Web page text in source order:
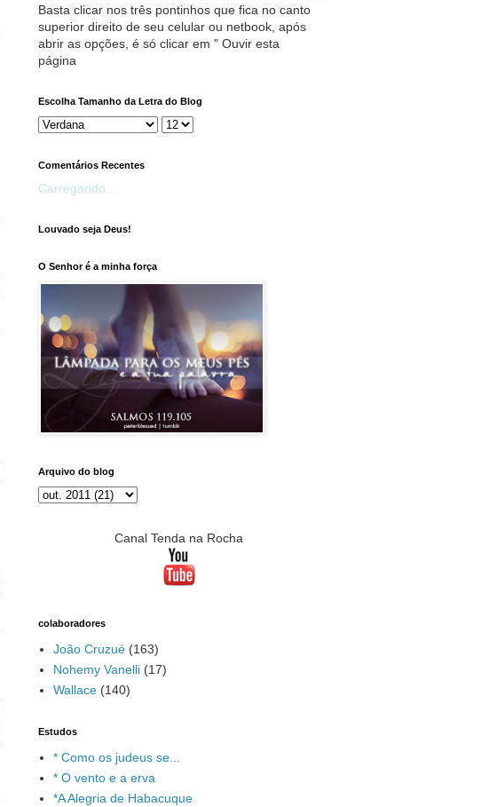
Basta clicar nos três pontinhos que fica no canto
superior direito de seu celular ou netbook, após
abrir as opções, é só clicar em " Ouvir esta
página
Escolha Tamanho da Letra do Blog
Comentários Recentes
Carregando...
Louvado seja Deus!
O Senhor é a minha força
Arquivo do blog
Canal Tenda na Rocha
colaboradores
João Cruzué (163)
Nohemy Vanelli (17)
Wallace (140)
Estudos
* Como os judeus se...
* O vento e a erva
*A Alegria de Habacuque